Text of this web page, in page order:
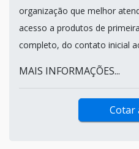
organização que melhor
acesso a produtos de
completo, do contato inicial
MAIS INFORMAÇÕES...
Cotar